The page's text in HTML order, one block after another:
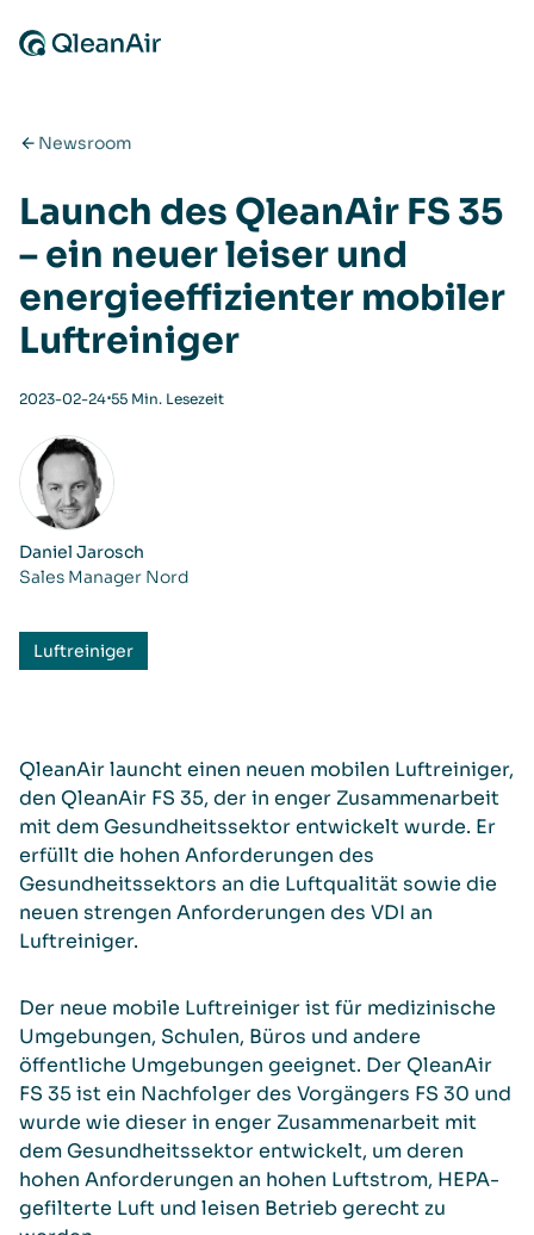
Newsroom
Launch des QleanAir FS 35
– ein neuer leiser und
energieeffizienter mobiler
Luftreiniger
2023-02-24⋅55 Min. Lesezeit
Daniel Jarosch
Sales Manager Nord
Luftreiniger
QleanAir launcht einen neuen mobilen Luftreiniger,
den QleanAir FS 35, der in enger Zusammenarbeit
mit dem Gesundheitssektor entwickelt wurde. Er
erfüllt die hohen Anforderungen des
Gesundheitssektors an die Luftqualität sowie die
neuen strengen Anforderungen des VDI an
Luftreiniger.
Der neue mobile Luftreiniger ist für medizinische
Umgebungen, Schulen, Büros und andere
öffentliche Umgebungen geeignet. Der QleanAir
FS 35 ist ein Nachfolger des Vorgängers FS 30 und
wurde wie dieser in enger Zusammenarbeit mit
dem Gesundheitssektor entwickelt, um deren
hohen Anforderungen an hohen Luftstrom, HEPA-
gefilterte Luft und leisen Betrieb gerecht zu